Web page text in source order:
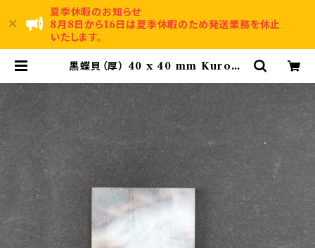
夏季休暇のお知らせ
8月8日から16日は夏季休暇のため発送業務を休止
いたします。
黒蝶貝（厚） 40 x 40 mm Kuroch
hi Kougei～